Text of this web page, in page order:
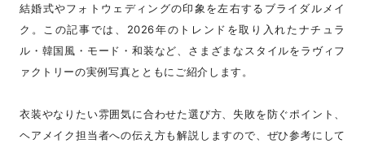
結婚式やフォトウェディングの印象を左右するブライダルメイ
ク。この記事では、2026年のトレンドを取り入れたナチュラ
ル・韓国風・モード・和装など、さまざまなスタイルをラヴィフ
ァクトリーの実例写真とともにご紹介します。
衣装やなりたい雰囲気に合わせた選び方、失敗を防ぐポイント、
ヘアメイク担当者への伝え方も解説しますので、ぜひ参考にして